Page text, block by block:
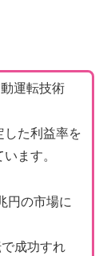
運転技術
した利益率を
ます。
円の市場に
成功すれ